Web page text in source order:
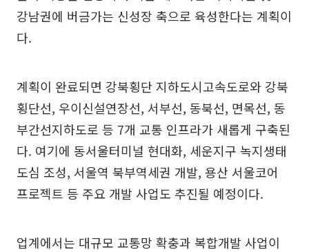
강남권에 버금가는 신성장 축으로 육성한다는 계획이
다.
계획이 완료되면 강북횡단 지하도시고속도로와 강북
횡단선, 우이신설연장선, 서부선, 동북선, 면목선, 동
부간선지하도로 등 7개 교통 인프라가 새롭게 구축된
다. 여기에 동서울터미널 현대화, 세운지구 녹지생태
도심 조성, 서울역 북부역세권 개발, 용산 서울코어
프로젝트 등 주요 개발 사업도 추진될 예정이다.
업계에서는 대규모 교통망 확충과 복합개발 사업이